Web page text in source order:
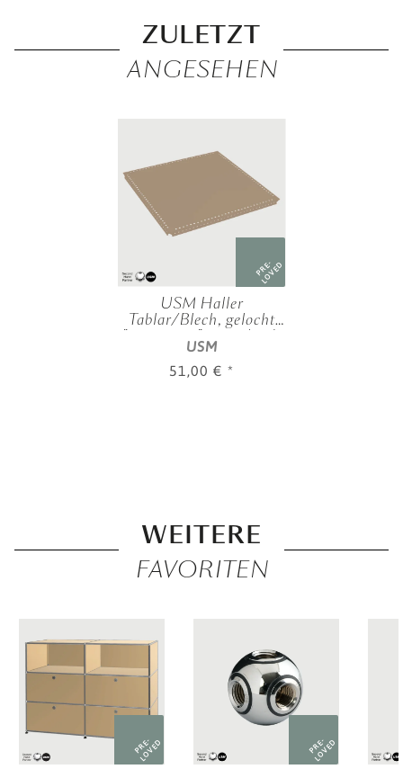
ZULETZT
ANGESEHEN
PRE-
LOVED
USM Haller
Tablar/Blech, gelocht
"50x50 cm", verschied.
Farben
USM
51,00 € *
WEITERE
FAVORITEN
PRE-
LOVED PRE-
LOVED